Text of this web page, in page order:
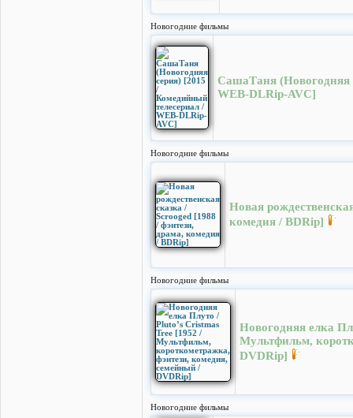
Новогодние фильмы
СашаТаня (Новогодняя
WEB-DLRip-AVC]
Новогодние фильмы
Новая
комедия / BDRip]
Новогодние фильмы
Новогодняя елка
Мультфильм,
DVDRip]
Новогодние фильмы